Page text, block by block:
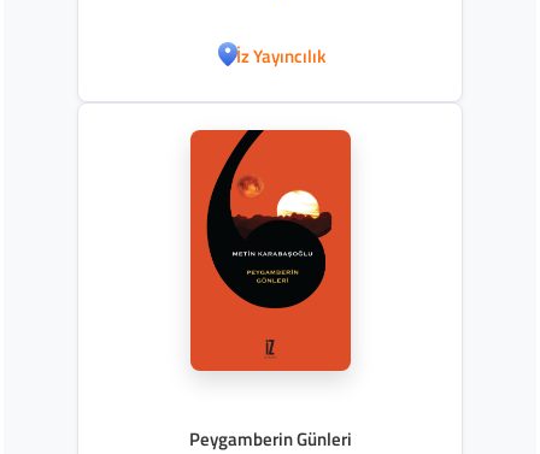
İz Yayıncılık
Peygamberin Günleri